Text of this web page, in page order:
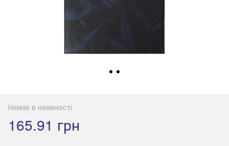
Немає в наявності
165.91 грн